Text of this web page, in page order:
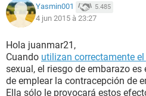
Yasmin001 5.485
4 jun 2015 à 23:27
Hola juanmar21,
Cuando utilizan correctamente
sexual, el riesgo de embarazo
de emplear la contracepción de
Ella sólo le provocará estos